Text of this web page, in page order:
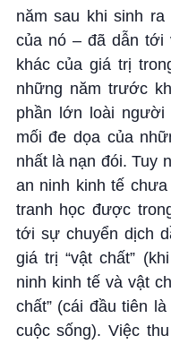
năm sau khi sinh
của nó – đã dẫn tới
khác của giá trị
những năm trước
phần lớn loài
mối đe dọa của
nhất là nạn đói. Tuy
an ninh kinh tế
tranh học được
tới sự chuyển dịch
giá trị “vật chất”
ninh kinh tế và vật
chất” (cái đầu tiên
cuộc sống). Việc